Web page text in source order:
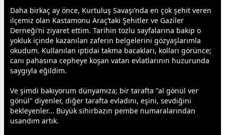
Daha birkaç ay önce, Kurtuluş Savaşı’nda en çok şehit veren
ilçemiz olan Kastamonu Araç’taki Şehitler ve Gaziler
Derneği’ni ziyaret ettim. Tarihin tozlu sayfalarına bakıp o
yokluk içinde kazanılan zaferin belgelerini gözyaşlarımla
okudum. Kullanılan iptidai takma bacakları, kolları görünce;
canı pahasına cepheye koşan vatan evlatlarının huzurunda
saygıyla eğildim.
Ve şimdi bakıyorum dünyamıza; bir tarafta "al gönül ver
gönül" diyenler, diğer tarafta evladını, eşini, sevdiğini
bekleyenler... Büyük sihirbazın pembe numaralarından
usandım artık.